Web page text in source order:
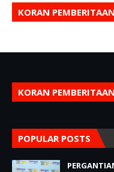
KORAN
KORAN
POPULAR POSTS